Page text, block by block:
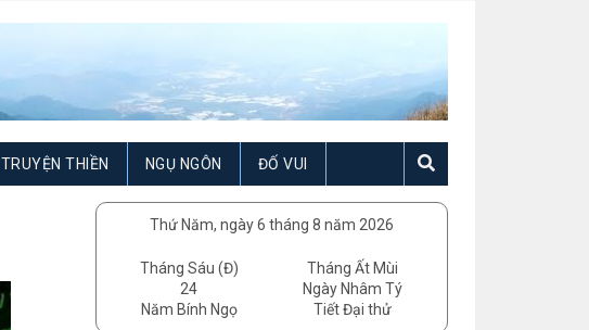
TRUYỆN THIỀN NGỤ NGÔN ĐỐ VUI
Thứ Năm, ngày 6 tháng 8 năm 2026
Tháng Sáu (Đ)
24
Năm Bính Ngọ
Tháng Ất Mùi
Ngày Nhâm Tý
Tiết Đại thử